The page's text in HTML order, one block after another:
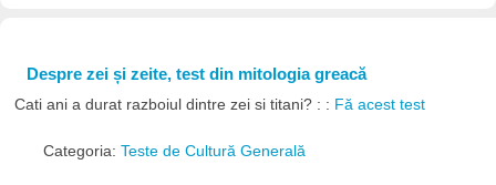
Despre zei și zeite, test din mitologia greacă
Cati ani a durat razboiul dintre zei si titani? : : Fă acest test
Categoria: Teste de Cultură Generală